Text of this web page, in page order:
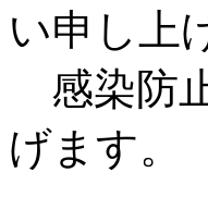
い申し上
感染防
げます。